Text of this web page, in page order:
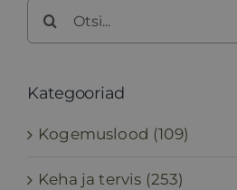
Search
for:
Kategooriad
Kogemuslood (109)
Keha ja tervis (253)